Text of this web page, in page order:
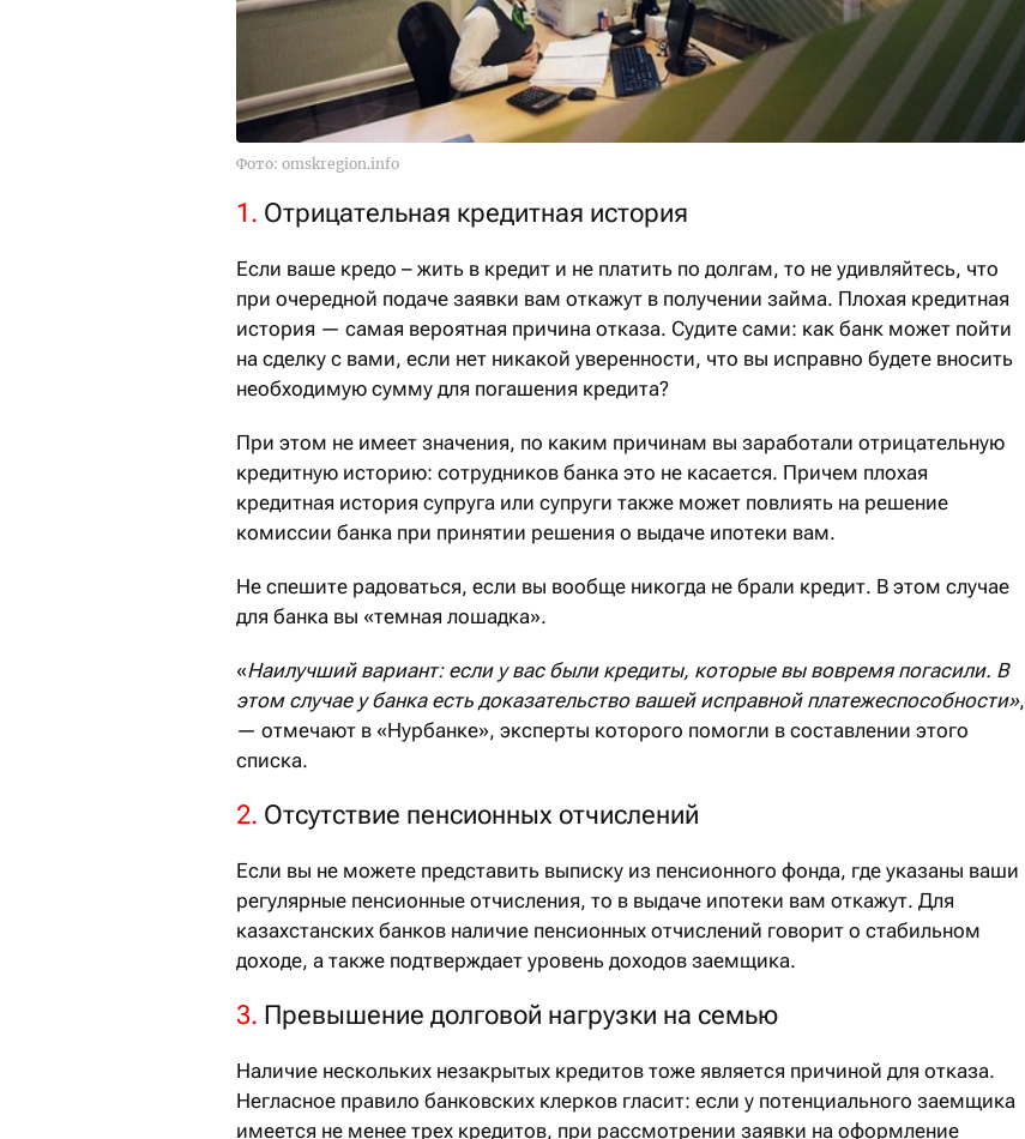
Фото: omskregion.info
1. Отрицательная кредитная история
Если ваше кредо – жить в кредит и не платить по долгам, то не удивляйтесь, что
при очередной подаче заявки вам откажут в получении займа. Плохая кредитная
история — самая вероятная причина отказа. Судите сами: как банк может пойти
на сделку с вами, если нет никакой уверенности, что вы исправно будете вносить
необходимую сумму для погашения кредита?
При этом не имеет значения, по каким причинам вы заработали отрицательную
кредитную историю: сотрудников банка это не касается. Причем плохая
кредитная история супруга или супруги также может повлиять на решение
комиссии банка при принятии решения о выдаче ипотеки вам.
Не спешите радоваться, если вы вообще никогда не брали кредит. В этом случае
для банка вы «темная лошадка».
«Наилучший вариант: если у вас были кредиты, которые вы вовремя погасили. В
этом случае у банка есть доказательство вашей исправной платежеспособности»,
— отмечают в «Нурбанке», эксперты которого помогли в составлении этого
списка.
2. Отсутствие пенсионных отчислений
Если вы не можете представить выписку из пенсионного фонда, где указаны ваши
регулярные пенсионные отчисления, то в выдаче ипотеки вам откажут. Для
казахстанских банков наличие пенсионных отчислений говорит о стабильном
доходе, а также подтверждает уровень доходов заемщика.
3. Превышение долговой нагрузки на семью
Наличие нескольких незакрытых кредитов тоже является причиной для отказа.
Негласное правило банковских клерков гласит: если у потенциального заемщика
имеется не менее трех кредитов, при рассмотрении заявки на оформление